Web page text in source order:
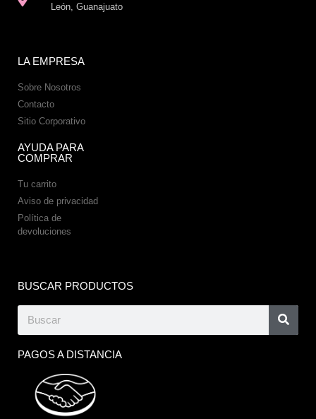
León, Guanajuato
LA EMPRESA
Sobre Nosotros
Contacto
Sitio Corporativo
AYUDA PARA
COMPRAR
Tu carrito
Aviso de privacidad
Política de
devoluciones
BUSCAR PRODUCTOS
PAGOS A DISTANCIA